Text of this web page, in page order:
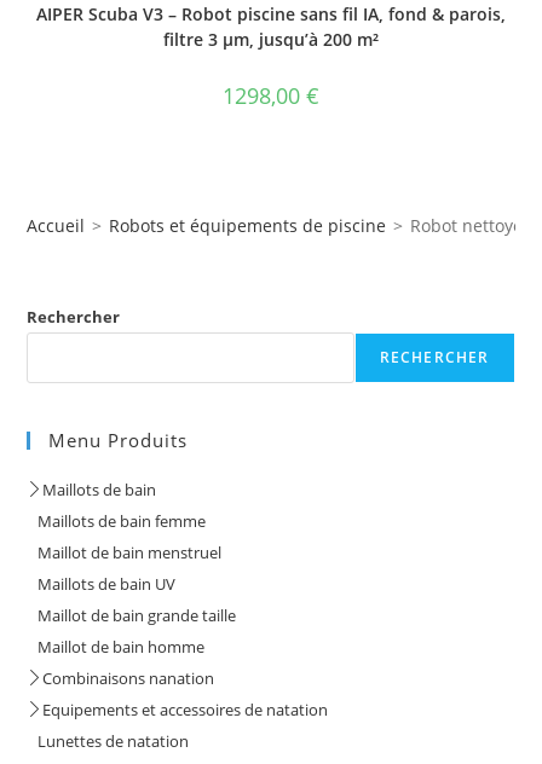
AIPER Scuba V3 – Robot piscine sans fil IA, fond & parois,
filtre 3 µm, jusqu’à 200 m²
1298,00 €
Accueil > Robots et équipements de piscine > Robot
Rechercher
RECHERCHER
Menu Produits
Maillots de bain
Maillots de bain femme
Maillot de bain menstruel
Maillots de bain UV
Maillot de bain grande taille
Maillot de bain homme
Combinaisons nanation
Equipements et accessoires de natation
Lunettes de natation